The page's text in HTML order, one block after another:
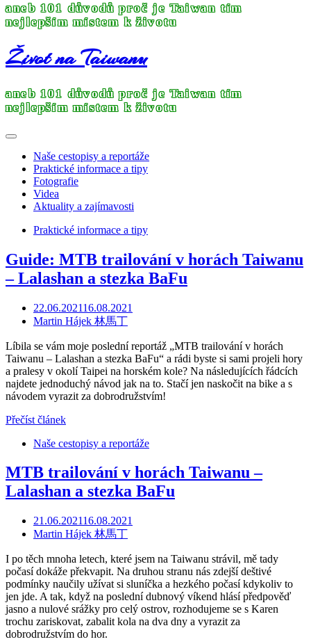
aneb 101 důvodů proč je Taiwan tím
nejlepším místem k životu
Život na Taiwanu
aneb 101 důvodů proč je Taiwan tím
nejlepším místem k životu
Naše cestopisy a reportáže
Praktické informace a tipy
Fotografie
Videa
Aktuality a zajímavosti
Praktické informace a tipy
Guide: MTB trailování v horách Taiwanu
– Lalashan a stezka BaFu
22.06.202116.08.2021
Martin Hájek 林馬丁
Líbila se vám moje poslední reportáž „MTB trailování v horách
Taiwanu – Lalashan a stezka BaFu“ a rádi byste si sami projeli hory
a pralesy v okolí Taipei na horském kole? Na následujících řádcích
najdete jednoduchý návod jak na to. Stačí jen naskočit na bike a s
návodem vyrazit za dobrodružstvím!
Přečíst článek
Naše cestopisy a reportáže
MTB trailování v horách Taiwanu –
Lalashan a stezka BaFu
21.06.202116.08.2021
Martin Hájek 林馬丁
I po těch mnoha letech, které jsem na Taiwanu strávil, mě tady
počasí dokáže překvapit. Na druhou stranu nás zdejší deštivé
podmínky naučily užívat si sluníčka a hezkého počasí kdykoliv to
jen jde. A tak, když na poslední dubnový víkend hlásí předpověď
jasno a nulové srážky pro celý ostrov, rozhodujeme se s Karen
trochu zariskovat, zabalit kola na dva dny a vyrazit za
dobrodružstvím do hor.